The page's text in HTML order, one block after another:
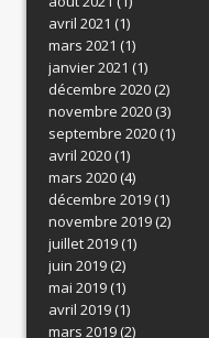
avril 2021 (1)
mars 2021 (1)
janvier 2021 (1)
décembre 2020(2)
novembre 2020(3)
septembre 2020(1)
avril 2020(1)
mars 2020(4)
décembre 2019(1)
novembre 2019(2)
juillet 2019(1)
juin 2019(2)
mai 2019(1)
avril 2019(1)
mars 2019(2)